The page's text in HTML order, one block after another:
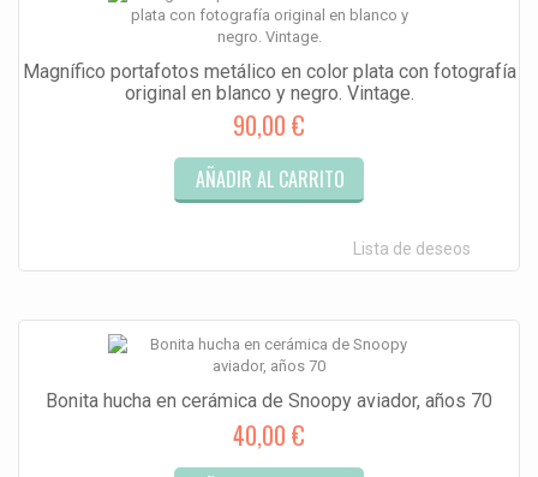
Magnífico portafotos metálico en color plata con fotografía
original en blanco y negro. Vintage.
90,00 €
AÑADIR AL CARRITO
Lista de deseos
Bonita hucha en cerámica de Snoopy aviador, años 70
40,00 €